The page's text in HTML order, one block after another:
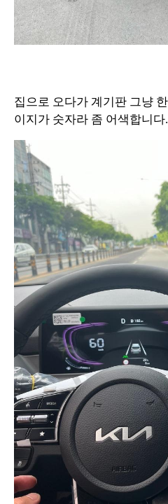
집으로 오다가 계기판 그냥
이지가 숫자라 좀 어색합니다.